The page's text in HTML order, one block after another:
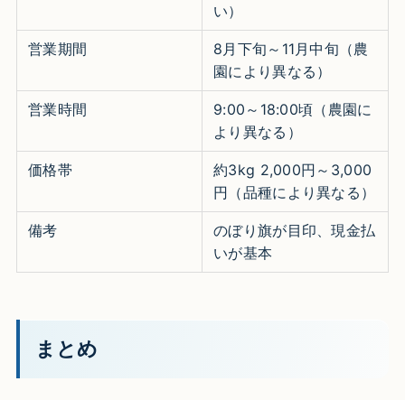
い）
営業期間
8月下旬～11月中旬（農
園により異なる）
営業時間
9:00～18:00頃（農園に
より異なる）
価格帯
約3kg 2,000円～3,000
円（品種により異なる）
備考
のぼり旗が目印、現金払
いが基本
まとめ